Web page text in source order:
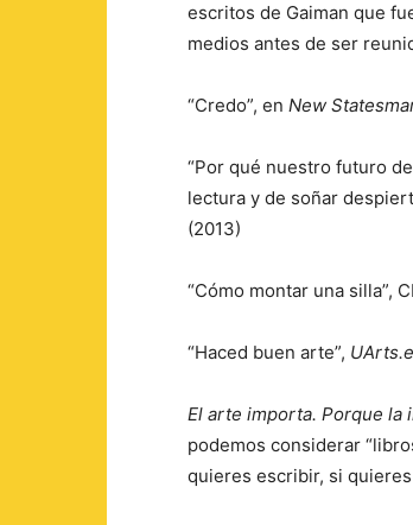
escritos de Gaiman que
medios antes de ser
“Credo”, en New
“Por qué nuestro futuro
lectura y de soñar
(2013)
“Cómo montar una silla”,
“Haced buen arte”,
El arte importa. Porque la
podemos considerar
quieres escribir, si